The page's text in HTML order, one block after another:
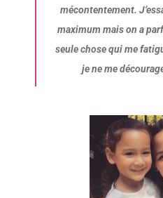
mécontentement.
maximum mais on a
seule chose qui me
je ne me